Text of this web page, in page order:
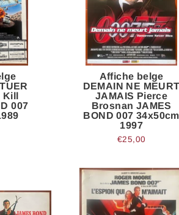
Kill
007
Affiche belge
DEMAIN NE MEURT
JAMAIS Pierce
Brosnan JAMES
BOND 007 34x50cm
1997
€25,00